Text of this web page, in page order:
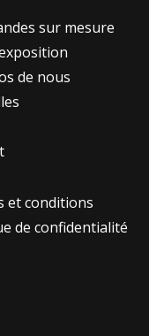
sur mesure
de nous
et conditions
de confidentialité